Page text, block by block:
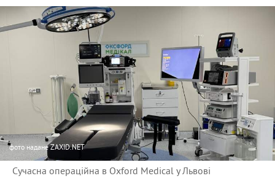
фото надане ZAXID.NET
Сучасна операційна в Oxford Medical у Львові